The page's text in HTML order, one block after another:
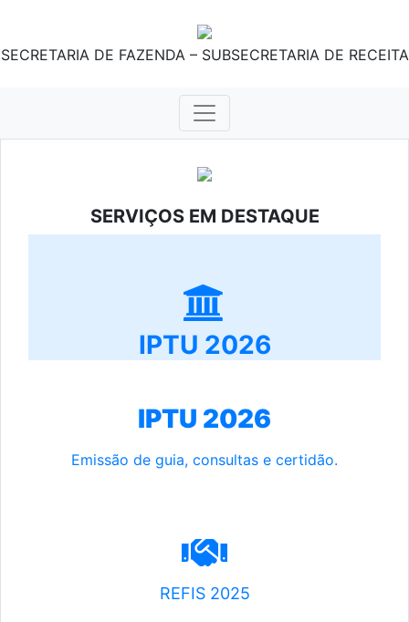
SECRETARIA DE FAZENDA – SUBSECRETARIA DE RECEITA
SERVIÇOS EM DESTAQUE
IPTU 2026
IPTU 2026
Emissão de guia, consultas e certidão.
REFIS 2025